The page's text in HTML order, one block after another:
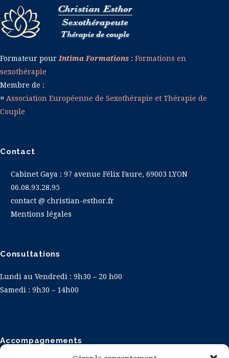
Formateur pour Intima Formations : Formations en
sexothérapie
Membre de :
¤ Association Européenne de Sexothérapie et Thérapie de
Couple
Contact
Cabinet Gaya : 97 avenue Félix Faure, 69003 LYON
06.08.93.28.95
contact @ christian-esthor.fr
Mentions légales
Consultations
Lundi au Vendredi : 9h30 – 20 h00
Samedi : 9h30 – 14h00
Accompagnements